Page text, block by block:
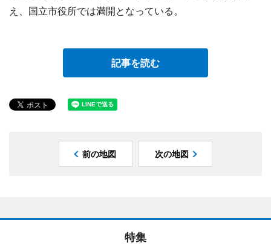
え、国立市役所では満開となっている。
記事を読む
前の地図 次の地図
特集